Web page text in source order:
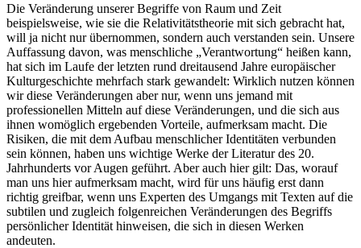
Die Veränderung unserer Begriffe von Raum und Zeit
beispielsweise, wie sie die Relativitätstheorie mit sich gebracht hat,
will ja nicht nur übernommen, sondern auch verstanden sein. Unsere
Auffassung davon, was menschliche „Verantwortung“ heißen kann,
hat sich im Laufe der letzten rund dreitausend Jahre europäischer
Kulturgeschichte mehrfach stark gewandelt: Wirklich nutzen können
wir diese Veränderungen aber nur, wenn uns jemand mit
professionellen Mitteln auf diese Veränderungen, und die sich aus
ihnen womöglich ergebenden Vorteile, aufmerksam macht. Die
Risiken, die mit dem Aufbau menschlicher Identitäten verbunden
sein können, haben uns wichtige Werke der Literatur des 20.
Jahrhunderts vor Augen geführt. Aber auch hier gilt: Das, worauf
man uns hier aufmerksam macht, wird für uns häufig erst dann
richtig greifbar, wenn uns Experten des Umgangs mit Texten auf die
subtilen und zugleich folgenreichen Veränderungen des Begriffs
persönlicher Identität hinweisen, die sich in diesen Werken
andeuten.